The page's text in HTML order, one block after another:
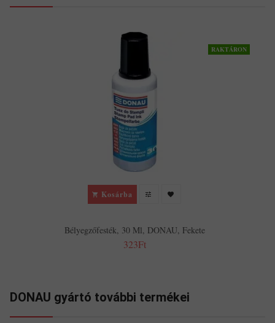
RAKTÁRON
Kosárba
Bélyegzőfesték, 30 Ml, DONAU, Fekete
323Ft
DONAU gyártó további termékei